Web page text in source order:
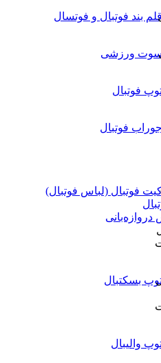
قلم بند فوتبال و فوتسال
سوت ورزشی
فوتبال
جوراب فوتبال
فوتبال (لباس فوتبال)
توپ بسکتبال
والیبال